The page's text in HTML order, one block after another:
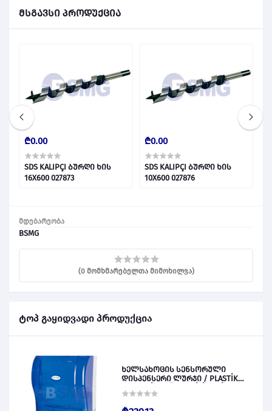
მდებარეობა
BSMG
(0 მომხმარებელთა მიმოხილვა)
ტოპ გაყიდვადი პროდუქცია
ხელსახოცის სენსორული
დისპენსერი ლურჯი / PLASTİK
მსგავსი პროდუქცია
₾0.00
SDS KALIPÇI ბურღი ხის
16X600 027873
₾0.00
SDS KALIPÇI ბურღი ხის
10X600 027876